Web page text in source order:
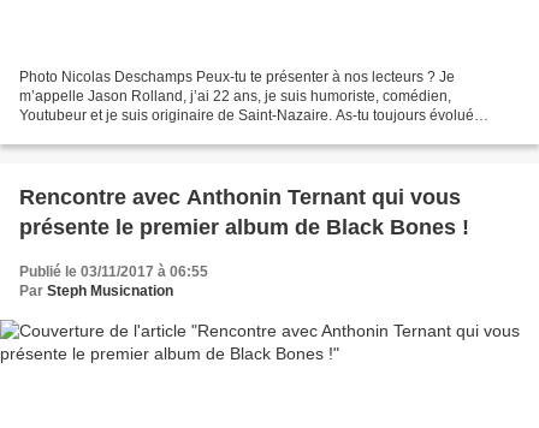
Photo Nicolas Deschamps Peux-tu te présenter à nos lecteurs ? Je
m’appelle Jason Rolland, j’ai 22 ans, je suis humoriste, comédien,
Youtubeur et je suis originaire de Saint-Nazaire. As-tu toujours évolué
Rencontre avec Anthonin Ternant qui vous
présente le premier album de Black Bones !
Publié le 03/11/2017 à 06:55
Par Steph Musicnation